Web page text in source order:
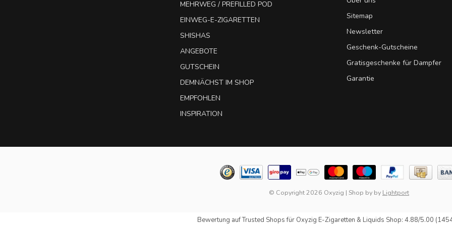
MEHRWEG / PREFILLED POD
EINWEG-E-ZIGARETTEN
SHISHAS
ANGEBOTE
GUTSCHEIN
DEMNÄCHST IM SHOP
EMPFOHLEN
INSPIRATION
Sitemap
Newsletter
Geschenk-Gutscheine
Gratisgeschenke für Dampfer
Garantie
© Copyright 2026 Oxyzig | Shop by by Lightport
Bewertung aufTrusted Shopsfür Oxyzig E-Zigaretten & Liquids Shop: 4.88/5.00